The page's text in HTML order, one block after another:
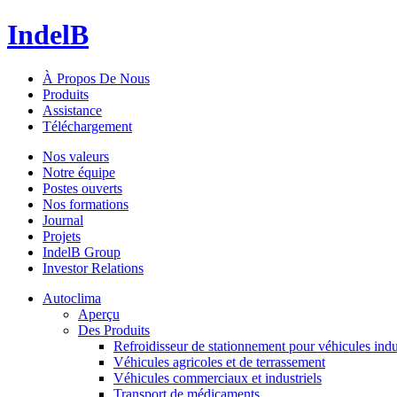
IndelB
À Propos De Nous
Produits
Assistance
Téléchargement
Nos valeurs
Notre équipe
Postes ouverts
Nos formations
Journal
Projets
IndelB Group
Investor Relations
Autoclima
Aperçu
Des Produits
Refroidisseur de stationnement pour véhicules
Véhicules agricoles et de terrassement
Véhicules commerciaux et industriels
Transport de médicaments